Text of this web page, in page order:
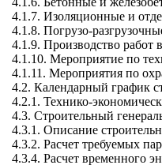
4.1.7. Изоляционные и
4.1.8. Погрузо-
4.1.9. Производство работ
4.1.10. Мероприятие по
4.1.11. Мероприятия по
4.2. Календарный график
4.2.1. Технико-
4.3. Строительный
4.3.1. Описание
4.3.2. Расчет требуемых
4.3.4. Расчет временного